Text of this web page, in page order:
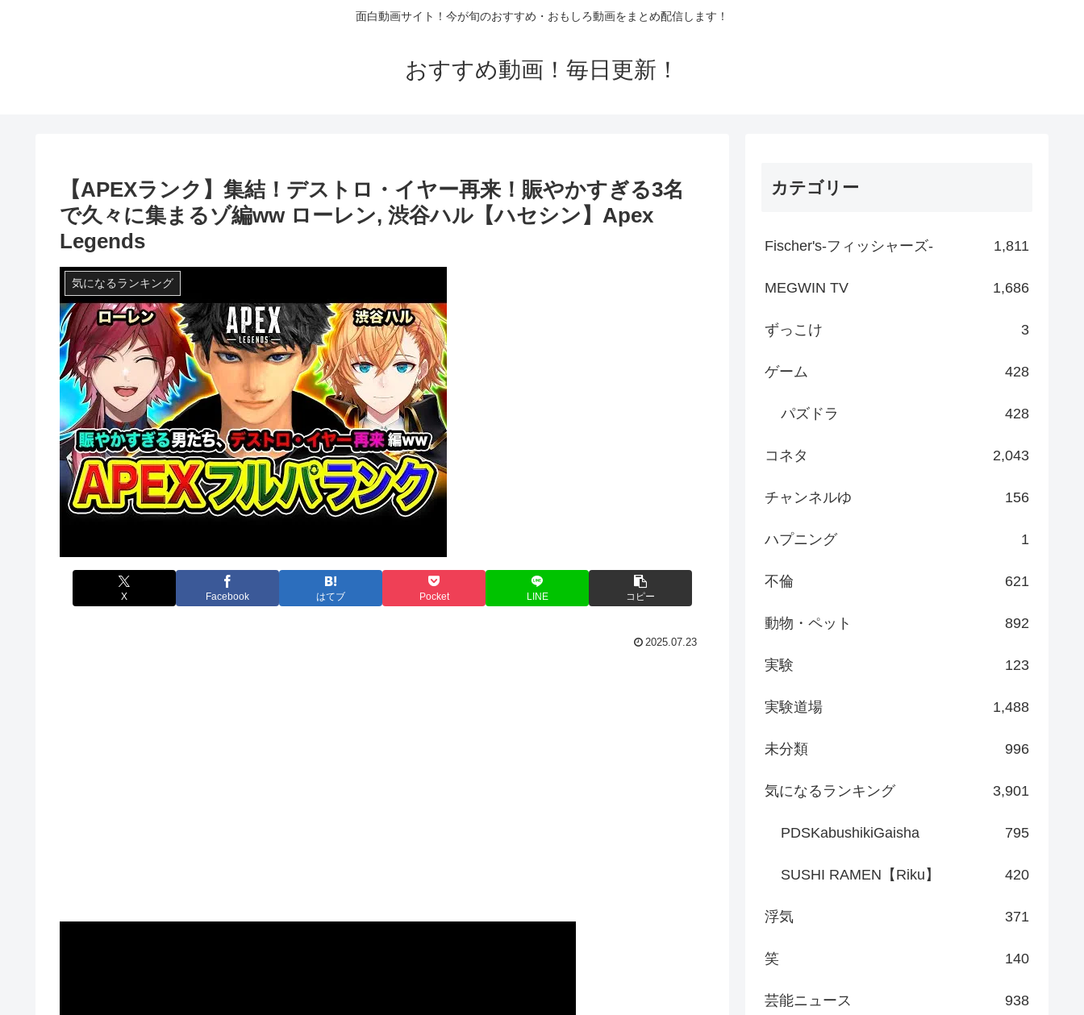
面白動画サイト！今が旬のおすすめ・おもしろ動画をまとめ配信します！
おすすめ動画！毎日更新！
【APEXランク】集結！デストロ・イヤー再来！賑やかすぎる3名
で久々に集まるゾ編ww ローレン, 渋谷ハル【ハセシン】Apex
Legends
気になるランキング
X Facebook はてブ Pocket LINE コピー
2025.07.23
カテゴリー
Fischer's-フィッシャーズ- 1,811
MEGWIN TV 1,686
ずっこけ 3
ゲーム 428
パズドラ 428
コネタ 2,043
チャンネルゆ 156
ハプニング 1
不倫 621
動物・ペット 892
実験 123
実験道場 1,488
未分類 996
気になるランキング 3,901
PDSKabushikiGaisha 795
SUSHI RAMEN【Riku】 420
浮気 371
笑 140
芸能ニュース 938